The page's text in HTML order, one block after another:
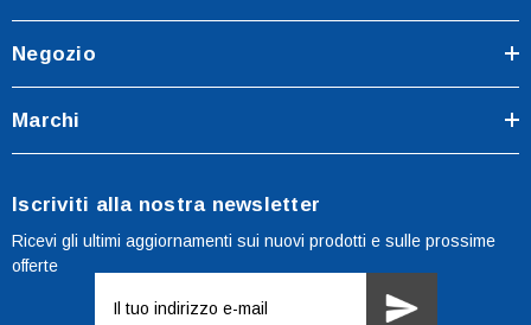
Negozio
Marchi
Iscriviti alla nostra newsletter
Ricevi gli ultimi aggiornamenti sui nuovi prodotti e sulle prossime
offerte